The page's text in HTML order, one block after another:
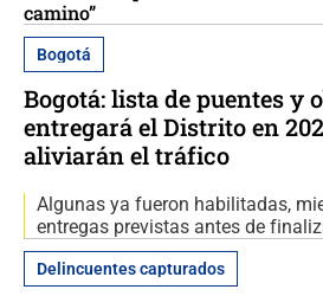
camino”
Bogotá
Bogotá: lista de puentes y
entregará el Distrito en
aliviarán el tráfico
Algunas ya fueron habilitadas,
entregas previstas antes de
Delincuentes capturados